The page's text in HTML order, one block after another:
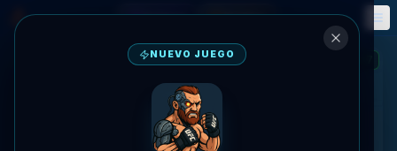
🎮 Fantasía 📅 Eventos
NUEVO JUEGO